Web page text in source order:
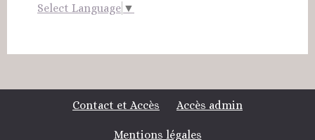
Select Language ▼
Contact et Accès Accès admin
Mentions légales